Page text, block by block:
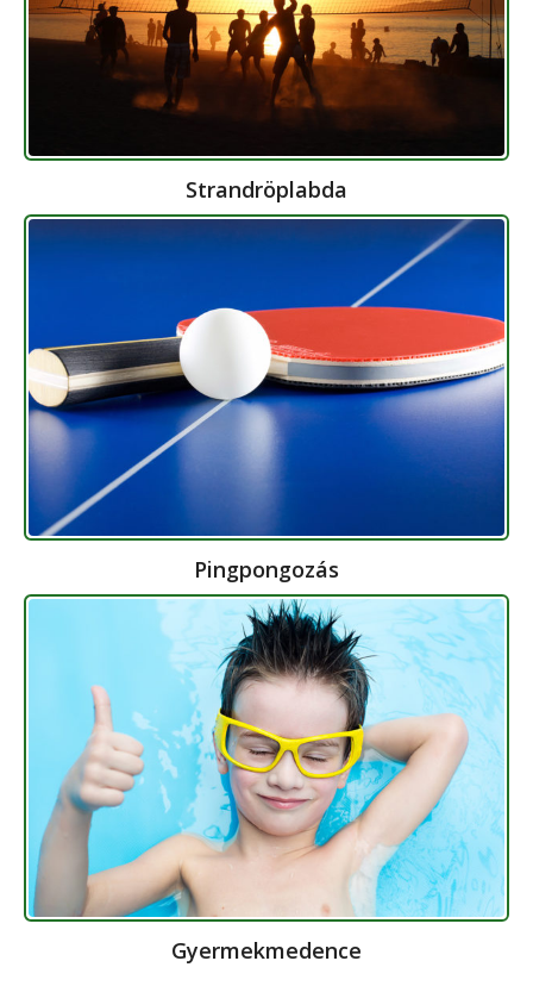
Strandröplabda
Pingpongozás
Gyermekmedence